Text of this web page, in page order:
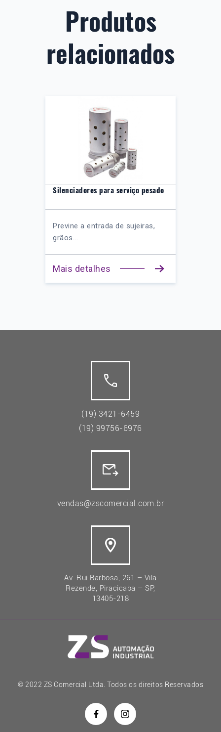
Produtos
relacionados
Silenciadores para serviço pesado
Previne a entrada de sujeiras,
grãos...
Mais detalhes
(19) 3421-6459
(19) 99756-6976
vendas@zscomercial.com.br
Av. Rui Barbosa, 261 – Vila
Rezende, Piracicaba – SP,
13405-218
© 2022 ZS Comercial Ltda. Todos os direitos Reservados